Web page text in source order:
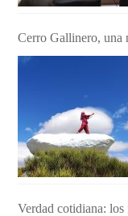
Cerro Gallinero, una
Verdad cotidiana: